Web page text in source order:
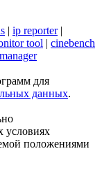
| ip reporter|
tool | cinebench
для
данных.
условиях
положениями